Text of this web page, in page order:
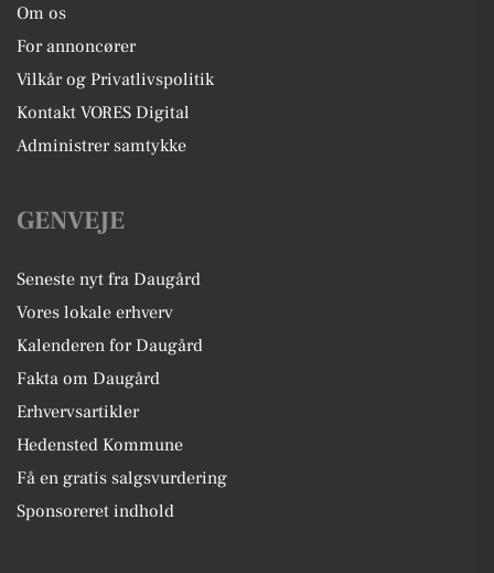
Om os
For annoncører
Vilkår og Privatlivspolitik
Kontakt VORES Digital
Administrer samtykke
GENVEJE
Seneste nyt fra Daugård
Vores lokale erhverv
Kalenderen for Daugård
Fakta om Daugård
Erhvervsartikler
Hedensted Kommune
Få en gratis salgsvurdering
Sponsoreret indhold